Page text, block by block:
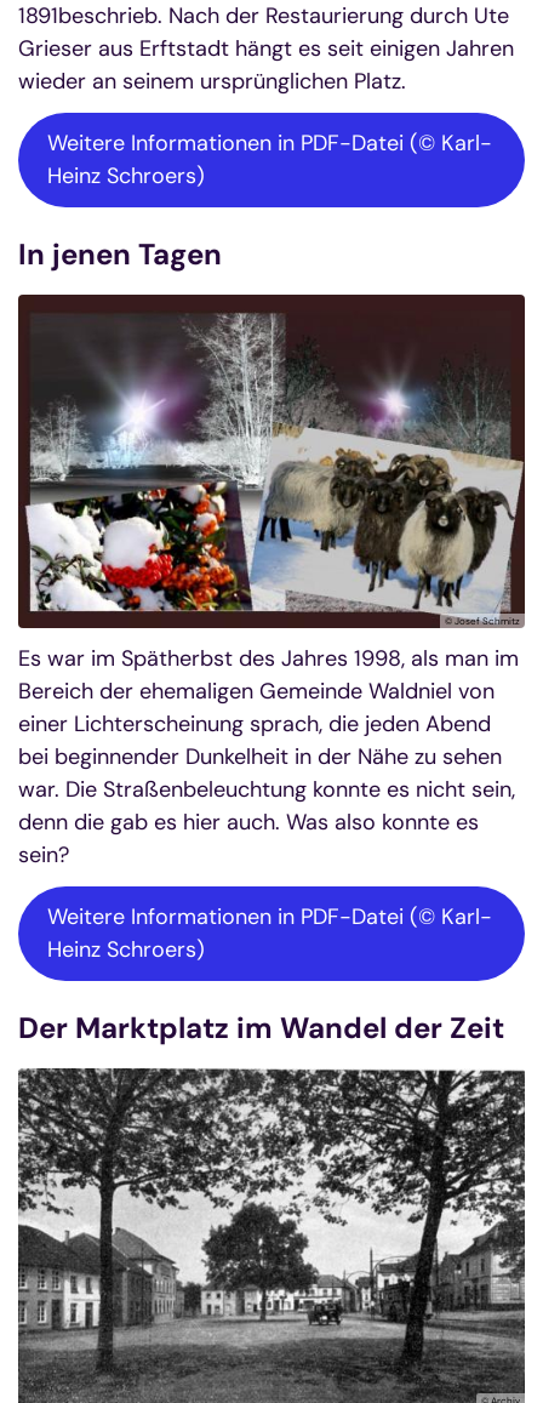
1891beschrieb. Nach der Restaurierung durch Ute
Grieser aus Erftstadt hängt es seit einigen Jahren
wieder an seinem ursprünglichen Platz.
Weitere Informationen in PDF-Datei (© Karl-
Heinz Schroers)
In jenen Tagen
© Josef Schmitz
Es war im Spätherbst des Jahres 1998, als man im
Bereich der ehemaligen Gemeinde Waldniel von
einer Lichterscheinung sprach, die jeden Abend
bei beginnender Dunkelheit in der Nähe zu sehen
war. Die Straßenbeleuchtung konnte es nicht sein,
denn die gab es hier auch. Was also konnte es
sein?
Weitere Informationen in PDF-Datei (© Karl-
Heinz Schroers)
Der Marktplatz im Wandel der Zeit
© Archiv